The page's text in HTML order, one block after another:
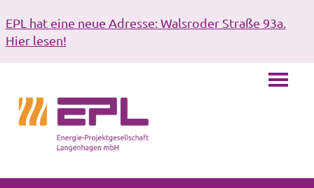
EPL hat eine neue Adresse: Walsroder Straße 93a.
Hier lesen!